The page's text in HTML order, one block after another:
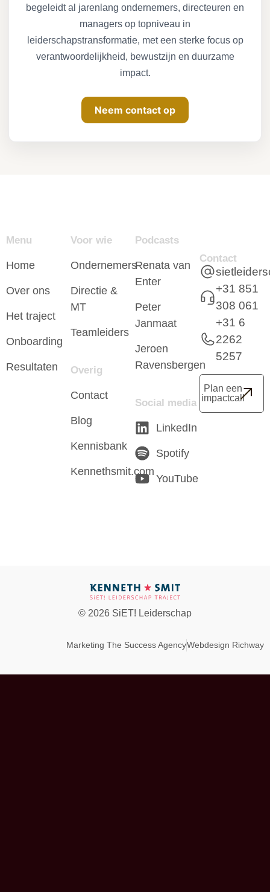
begeleidt al jarenlang ondernemers, directeuren en
managers op topniveau in
leiderschapstransformatie, met een sterke focus op
verantwoordelijkheid, bewustzijn en duurzame
impact.
Neem contact op
Menu
Home
Over ons
Het traject
Onboarding
Resultaten
Voor wie
Ondernemers
Directie &
MT
Teamleiders
Overig
Contact
Blog
Kennisbank
Kennethsmit.com
Podcasts
Renata van
Enter
Peter
Janmaat
Jeroen
Ravensbergen
Social media
LinkedIn
Spotify
YouTube
Contact
+31 851
308 061
+31 6
2262
5257
Plan een
impactcall
© 2026 SiET! Leiderschap
Marketing The Success AgencyWebdesign Richway